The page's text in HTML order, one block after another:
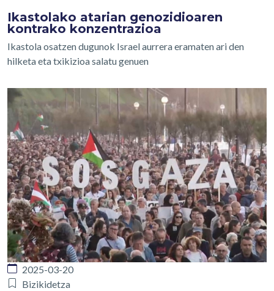
Ikastolako atarian genozidioaren
kontrako konzentrazioa
Ikastola osatzen dugunok Israel aurrera eramaten ari den
hilketa eta txikizioa salatu genuen
2025-03-20
Bizikidetza